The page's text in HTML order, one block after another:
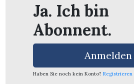
Ja. Ich bin
Abonnent.
Anmelden
Haben Sie noch kein Konto? Registrieren